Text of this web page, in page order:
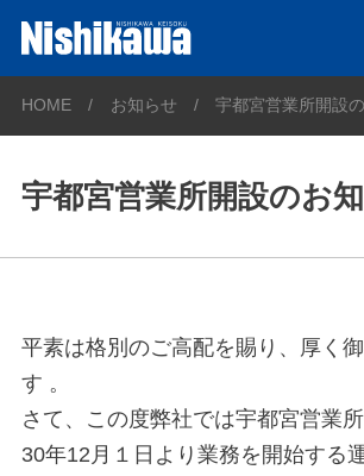
HOME お知らせ 宇都宮営業所開設
宇都宮営業所開設のお
平素は格別のご高配を賜り、厚く
す 。
さて、この度弊社では宇都宮営業
30年12月１日より業務を開始する